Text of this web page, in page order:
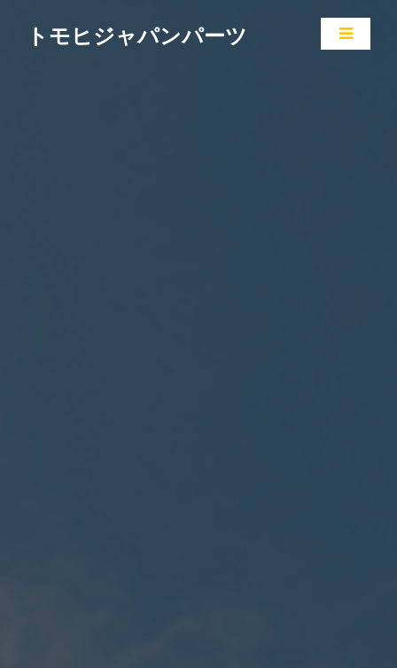
トモヒジャパンパーツ